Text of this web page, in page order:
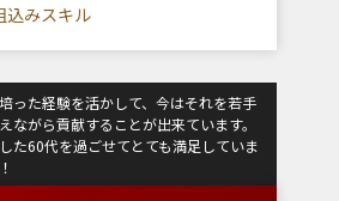
込みスキル
った経験を活かして、今はそれを若手
ながら貢献することが出来ています。
た60代を過ごせてとても満足していま